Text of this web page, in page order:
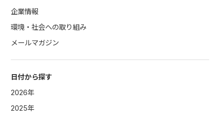
企業情報
環境・社会への取り組み
メールマガジン
日付から探す
2026年
2025年